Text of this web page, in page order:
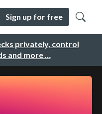
privately, control
and more …
Sign up for free